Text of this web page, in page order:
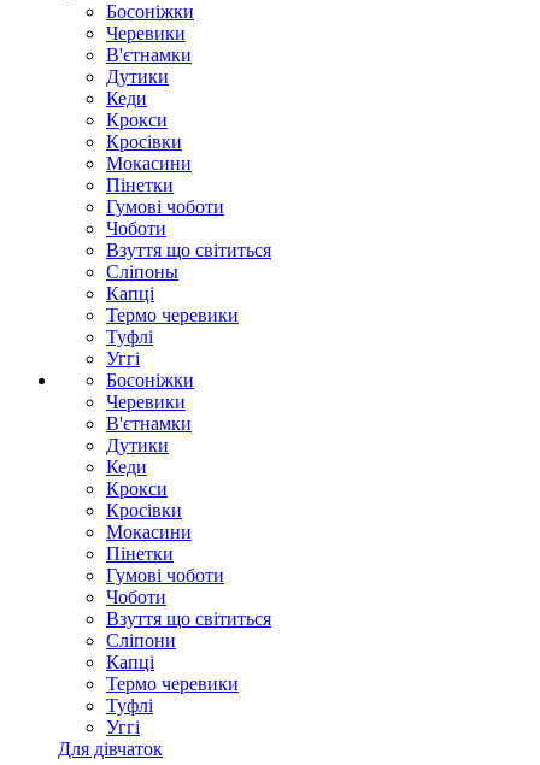
Босоніжки
Черевики
В'єтнамки
Дутики
Кеди
Крокси
Кросівки
Мокасини
Пінетки
Гумові чоботи
Чоботи
Взуття що світиться
Сліпоны
Капці
Термо черевики
Туфлі
Уггі
Босоніжки
Черевики
В'єтнамки
Дутики
Кеди
Крокси
Кросівки
Мокасини
Пінетки
Гумові чоботи
Чоботи
Взуття що світиться
Сліпони
Капці
Термо черевики
Туфлі
Уггі
Для дівчаток